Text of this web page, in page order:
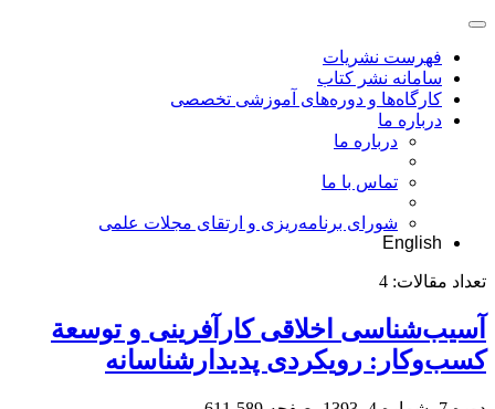
فهرست نشریات
سامانه نشر کتاب
کارگاه‌ها و دوره‌های آموزشی تخصصی
درباره ما
درباره ما
تماس با ما
شورای برنامه‌ریزی و ارتقای مجلات علمی
English
تعداد مقالات: 4
آسیب‌شناسی اخلاقی کارآفرینی و توسعة
کسب‌وکار: رویکردی پدیدارشناسانه